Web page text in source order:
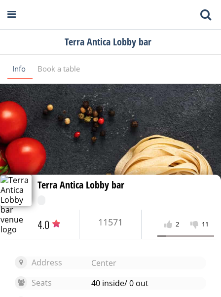
Terra Antica Lobby bar
Info Book a table
Terra Antica Lobby bar
4.0 11571 2 11
Address
Center
Seats
40 inside/ 0 out